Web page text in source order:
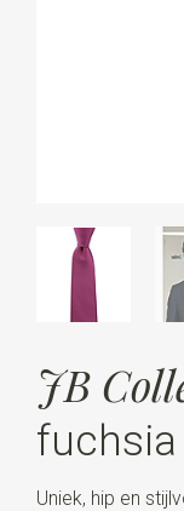
JB
Uniek, hip en